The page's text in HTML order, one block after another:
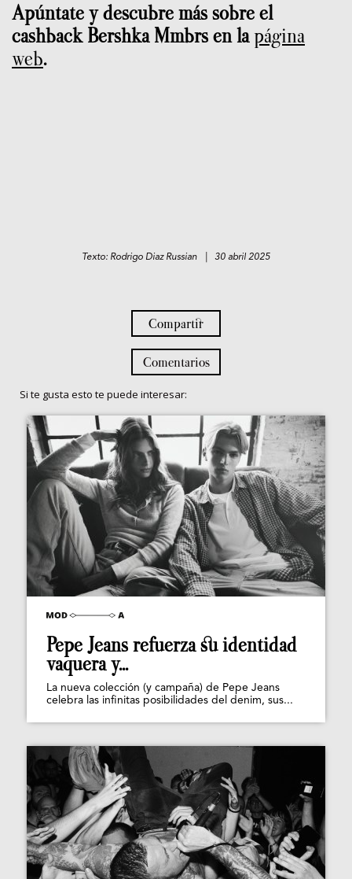
Apúntate y descubre más sobre el
cashback Bershka Mmbrs en lapágina
web.
Texto: Rodrigo Diaz Russian | 30 abril 2025
Compartir
Comentarios
Si te gusta esto te puede interesar:
Pepe Jeans refuerza su identidad
vaquera y...
La nueva colección (y campaña) de Pepe Jeans
celebra las infinitas posibilidades del denim, sus...